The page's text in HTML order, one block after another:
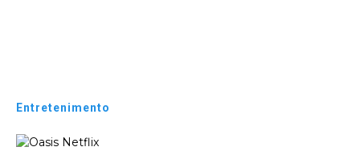
Entretenimento